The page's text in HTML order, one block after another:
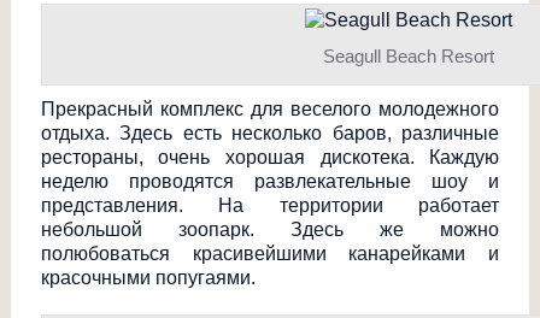
Seagull Beach Resort
Прекрасный комплекс для веселого молодежного
отдыха. Здесь есть несколько баров, различные
рестораны, очень хорошая дискотека. Каждую
неделю проводятся развлекательные шоу и
представления. На территории работает
небольшой зоопарк. Здесь же можно
полюбоваться красивейшими канарейками и
красочными попугаями.